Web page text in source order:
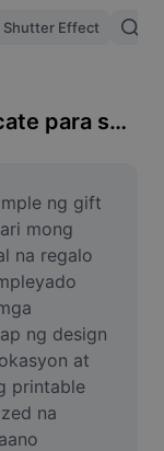
Shutter Effect
About sample ng gift certificate para sa pasko
ng gift
mong
na regalo
ng design
at
printable
na